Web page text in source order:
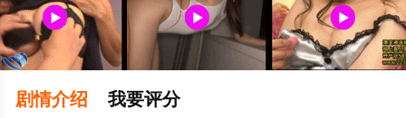
剧情介绍 我要评分